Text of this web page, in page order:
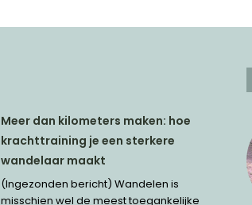
Meer dan kilometers maken: hoe
krachttraining je een sterkere
wandelaar maakt
(Ingezonden bericht) Wandelen is
misschien wel de meest toegankelijke